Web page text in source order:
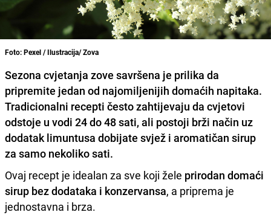
Foto: Pexel / Ilustracija/ Zova
Sezona cvjetanja zove savršena je prilika da
pripremite jedan od najomiljenijih domaćih napitaka.
Tradicionalni recepti često zahtijevaju da cvjetovi
odstoje u vodi 24 do 48 sati, ali postoji brži način uz
dodatak limuntusa dobijate svjež i aromatičan sirup
za samo nekoliko sati.
Ovaj recept je idealan za sve koji žele prirodan domaći
sirup bez dodataka i konzervansa, a priprema je
jednostavna i brza.